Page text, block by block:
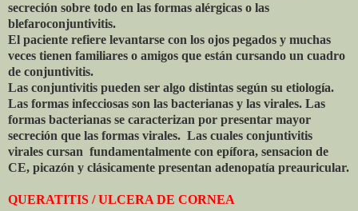
secreción sobre todo en las formas alérgicas o las
blefaroconjuntivitis.
El paciente refiere levantarse con los ojos pegados y muchas
veces tienen familiares o amigos que están cursando un cuadro
de conjuntivitis.
Las conjuntivitis pueden ser algo distintas según su etiología.
Las formas infecciosas son las bacterianas y las virales. Las
formas bacterianas se caracterizan por presentar mayor
secreción que las formas virales. Las cuales conjuntivitis
virales cursan fundamentalmente con epífora, sensacion de
CE, picazón y clásicamente presentan adenopatía preauricular.
QUERATITIS / ULCERA DE CORNEA